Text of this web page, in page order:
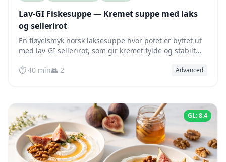
Lav-GI Fiskesuppe — Kremet suppe med laks
og sellerirot
En fløyelsmyk norsk laksesuppe hvor potet er byttet ut
med lav-GI sellerirot, som gir kremet fylde og stabilt
⏱️ 40 min👥 2 Advanced
GL: 8.4